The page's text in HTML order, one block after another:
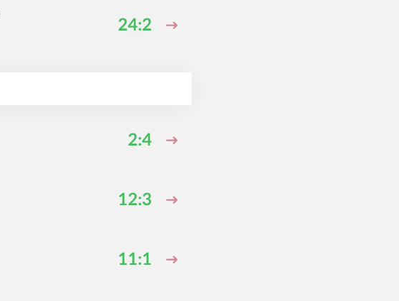
24:2
2:4
12:3
11:1